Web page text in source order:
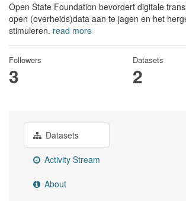
Open State Foundation bevordert digitale
open (overheids)data aan te jagen en het
stimuleren. read more
Followers
3
Datasets
2
Datasets
Activity Stream
About